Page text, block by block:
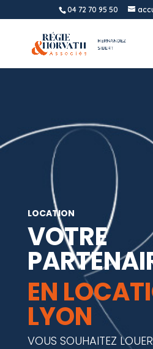
04 72 70 95 50
LOCATION
VOTRE
EN
LYON
VOUS SOUHAITEZ